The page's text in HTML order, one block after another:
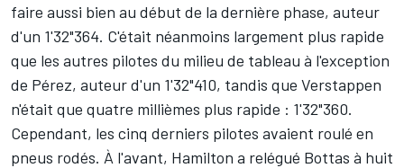
faire aussi bien au début de la dernière phase, auteur
d'un 1'32"364. C'était néanmoins largement plus rapide
que les autres pilotes du milieu de tableau à l'exception
de Pérez, auteur d'un 1'32"410, tandis que Verstappen
n'était que quatre millièmes plus rapide : 1'32"360.
Cependant, les cinq derniers pilotes avaient roulé en
pneus rodés. À l'avant, Hamilton a relégué Bottas à huit